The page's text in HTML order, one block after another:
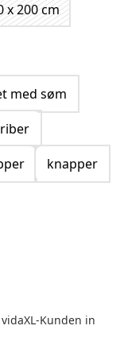
x 200 cm
med søm
knapper
Kunden in